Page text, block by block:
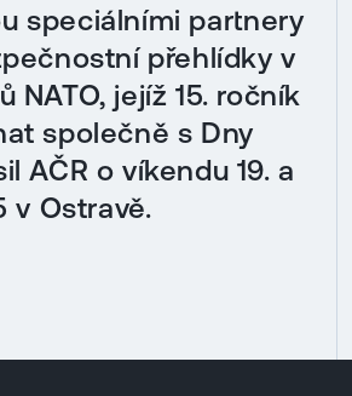
speciálními partnery
přehlídky v
NATO, jejíž 15. ročník
společně s Dny
AČR o víkendu 19. a
v Ostravě.